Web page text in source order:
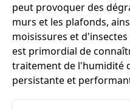
peut provoquer des
murs et les plafonds,
moisissures et
est primordial de
traitement de l'humidité
persistante et